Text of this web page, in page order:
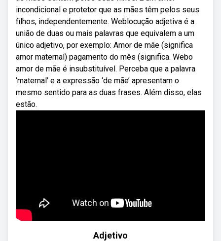
incondicional e protetor que as mães têm pelos seus
filhos, independentemente. Weblocução adjetiva é a
união de duas ou mais palavras que equivalem a um
único adjetivo, por exemplo: Amor de mãe (significa
amor maternal) pagamento do mês (significa. Webo
amor de mãe é insubstituível. Perceba que a palavra
‘maternal’ e a expressão ‘de mãe’ apresentam o
mesmo sentido para as duas frases. Além disso, elas
estão.
Adjetivo